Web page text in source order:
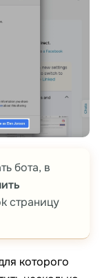
бота, в
страницу
которого